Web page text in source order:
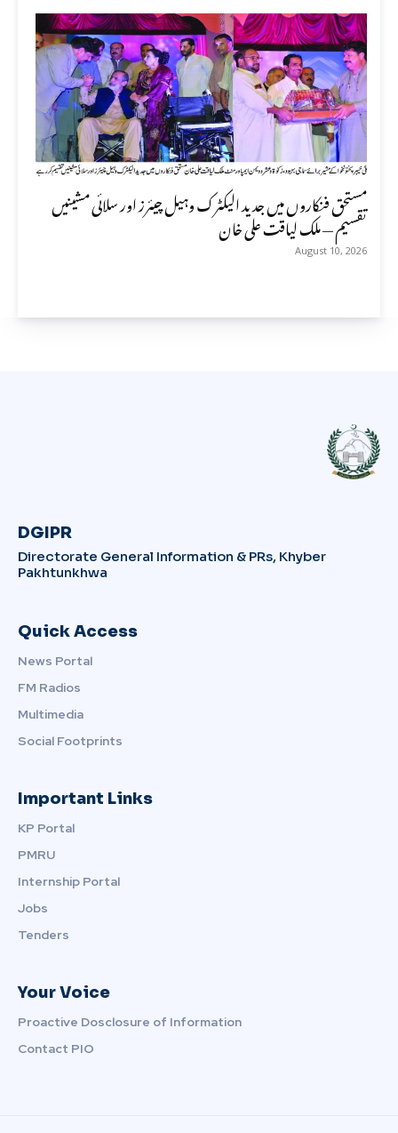
مستحق فنکاروں میں جدید الیکٹرک وہیل چیئرز اور سلائی مشینیں
تقسیم — ملک لیاقت علی خان
August 10, 2026
DGIPR
Directorate General Information & PRs, Khyber
Pakhtunkhwa
Quick Access
News Portal
FM Radios
Multimedia
Social Footprints
Important Links
KP Portal
PMRU
Internship Portal
Jobs
Tenders
Your Voice
Proactive Dosclosure of Information
Contact PIO